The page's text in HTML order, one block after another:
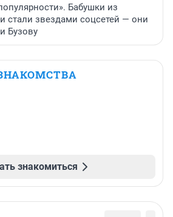
Бабушки из
стали звездами соцсетей — они
Бузову
знакомиться